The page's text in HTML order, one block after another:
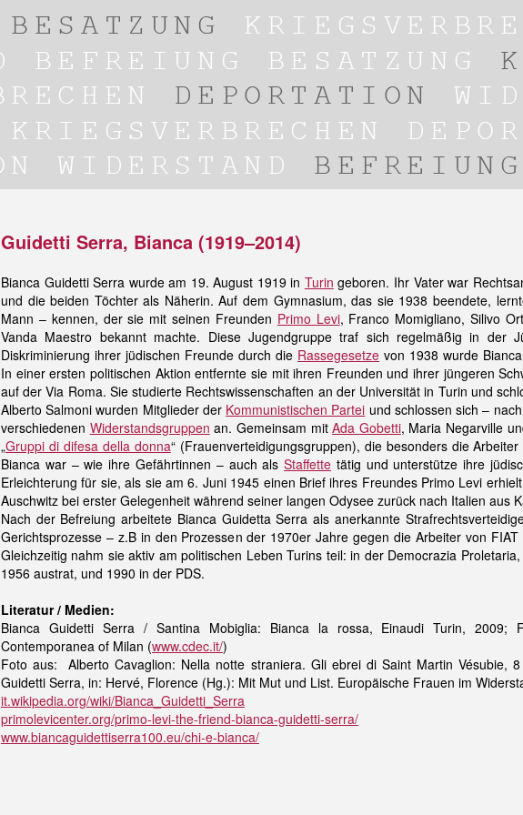
Guidetti Serra, Bianca (1919–2014)
Bianca Guidetti Serra wurde am 19. August 1919 in Turin geboren. Ihr Vater war
und die beiden Töchter als Näherin. Auf dem Gymnasium, das sie 1938 beendete,
Mann – kennen, der sie mit seinen Freunden Primo Levi, Franco Momigliano, Silivo
Vanda Maestro bekannt machte. Diese Jugendgruppe traf sich regelmäßig in der
Diskriminierung ihrer jüdischen Freunde durch die Rassegesetze von 1938 wurde
In einer ersten politischen Aktion entfernte sie mit ihren Freunden und ihrer jüngeren
auf der Via Roma. Sie studierte Rechtswissenschaften an der Universität in Turin und
Alberto Salmoni wurden Mitglieder der Kommunistischen Partei und schlossen sich –
verschiedenen Widerstandsgruppen an. Gemeinsam mitAda Gobetti, Maria Negarville
„Gruppi di difesa della donna“ (Frauenverteidigungsgruppen), die besonders die
Bianca war – wie ihre Gefährtinnen – auch alsStaffette tätig und unterstütze ihre
Erleichterung für sie, als sie am 6. Juni 1945 einen Brief ihres Freundes Primo Levi
Auschwitz bei erster Gelegenheit während seiner langen Odysee zurück nach Italien aus
Nach der Befreiung arbeitete Bianca Guidetta Serra als anerkannte
Gerichtsprozesse – z.B in den Prozessen der 1970er Jahre gegen die Arbeiter von
Gleichzeitig nahm sie aktiv am politischen Leben Turins teil: in der Democrazia
1956 austrat, und 1990 in der PDS.
Literatur / Medien:
Bianca Guidetti Serra / Santina Mobiglia: Bianca la rossa, Einaudi Turin, 2009;
Contemporanea of Milan (www.cdec.it/)
Foto aus:Alberto Cavaglion: Nella notte straniera. Gli ebrei di Saint Martin
Guidetti Serra, in: Hervé, Florence (Hg.): Mit Mut und List. Europäische Frauen im
it.wikipedia.org/wiki/Bianca_Guidetti_Serra
primolevicenter.org/primo-levi-the-friend-bianca-guidetti-serra/
www.biancaguidettiserra100.eu/chi-e-bianca/